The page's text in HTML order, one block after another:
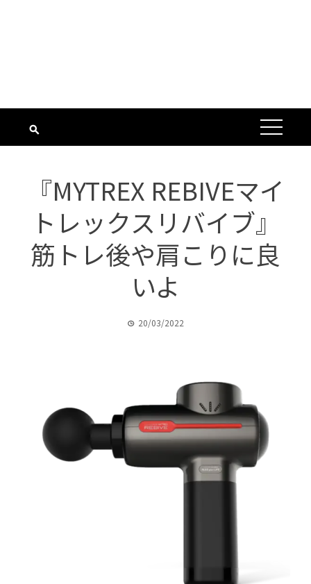
『MYTREX REBIVEマイ
トレックスリバイブ』
筋トレ後や肩こりに良
いよ
20/03/2022